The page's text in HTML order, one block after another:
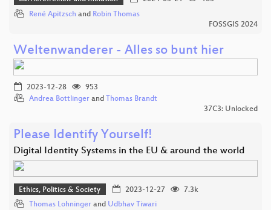
René Apitzsch and Robin Thomas
FOSSGIS 2024
Weltenwanderer - Alles so bunt hier
2023-12-28
953
Andrea Bottlinger and Thomas Brandt
37C3: Unlocked
Please Identify Yourself!
Digital Identity Systems in the EU & around the world
Ethics, Politics & Society 2023-12-27
7.3k
Thomas Lohninger and Udbhav Tiwari